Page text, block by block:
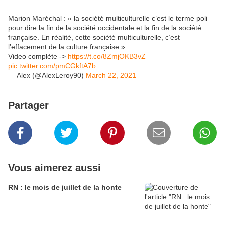
Marion Maréchal : « la société multiculturelle c’est le terme poli
pour dire la fin de la société occidentale et la fin de la société
française. En réalité, cette société multiculturelle, c’est
l’effacement de la culture française »
Video complète -> https://t.co/8ZmjOKB3vZ
pic.twitter.com/pmCGkftA7b
— Alex (@AlexLeroy90) March 22, 2021
Partager
Vous aimerez aussi
RN : le mois de juillet de la honte